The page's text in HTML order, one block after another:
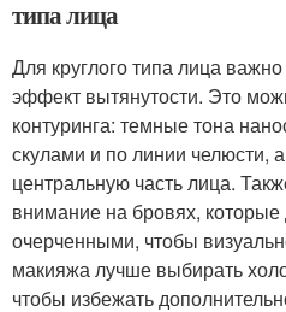
типа лица
Для круглого типа лица
эффект вытянутости. Это
контуринга: темные тона
скулами и по линии челюсти,
центральную часть лица.
внимание на бровях,
очерченными, чтобы
макияжа лучше выбирать
чтобы избежать